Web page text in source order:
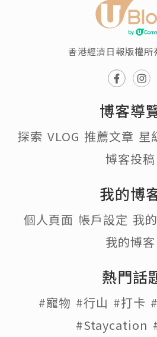
香港經濟日報版權
博客導
探索 VLOG 推薦文章 星
博客投稿
我的博
個人頁面 帳戶設定 我
我的博客
熱門話
#寵物 #行山 #打卡
#Staycation